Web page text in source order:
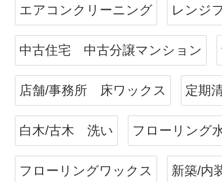
エアコンクリーニング レンジ
中古住宅 中古分譲マンション
店舗/事務所 床ワックス 定期
白木/古木 洗い フローリング
フローリングワックス 新築/内